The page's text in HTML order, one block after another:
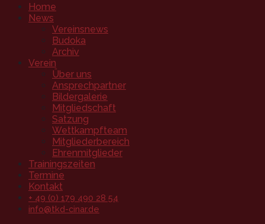
Home
News
Vereinsnews
Budoka
Archiv
Verein
Über uns
Ansprechpartner
Bildergalerie
Mitgliedschaft
Satzung
Wettkampfteam
Mitgliederbereich
Ehrenmitglieder
Trainingszeiten
Termine
Kontakt
+ 49 (0) 179 490 28 54
info@tkd-cinar.de